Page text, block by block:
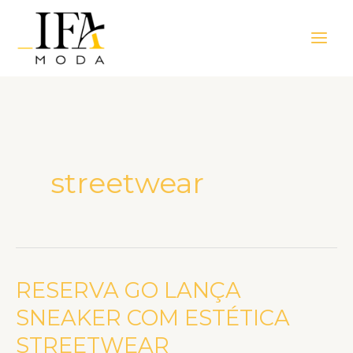
Menu
streetwear
RESERVA GO LANÇA
SNEAKER COM ESTÉTICA
STREETWEAR
RESERVA
GO
LANÇA
SNEAKER